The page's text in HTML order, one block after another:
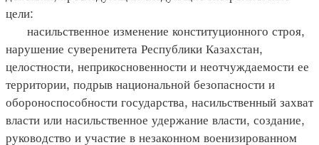
цели:
насильственное изменение конституционного строя,
нарушение суверенитета Республики Казахстан,
целостности, неприкосновенности и неотчуждаемости ее
территории, подрыв национальной безопасности и
обороноспособности государства, насильственный захват
власти или насильственное удержание власти, создание,
руководство и участие в незаконном военизированном